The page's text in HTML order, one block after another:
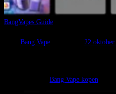
BangVapes Guide
Bang Vape 22 oktober
Bang Vape kopen